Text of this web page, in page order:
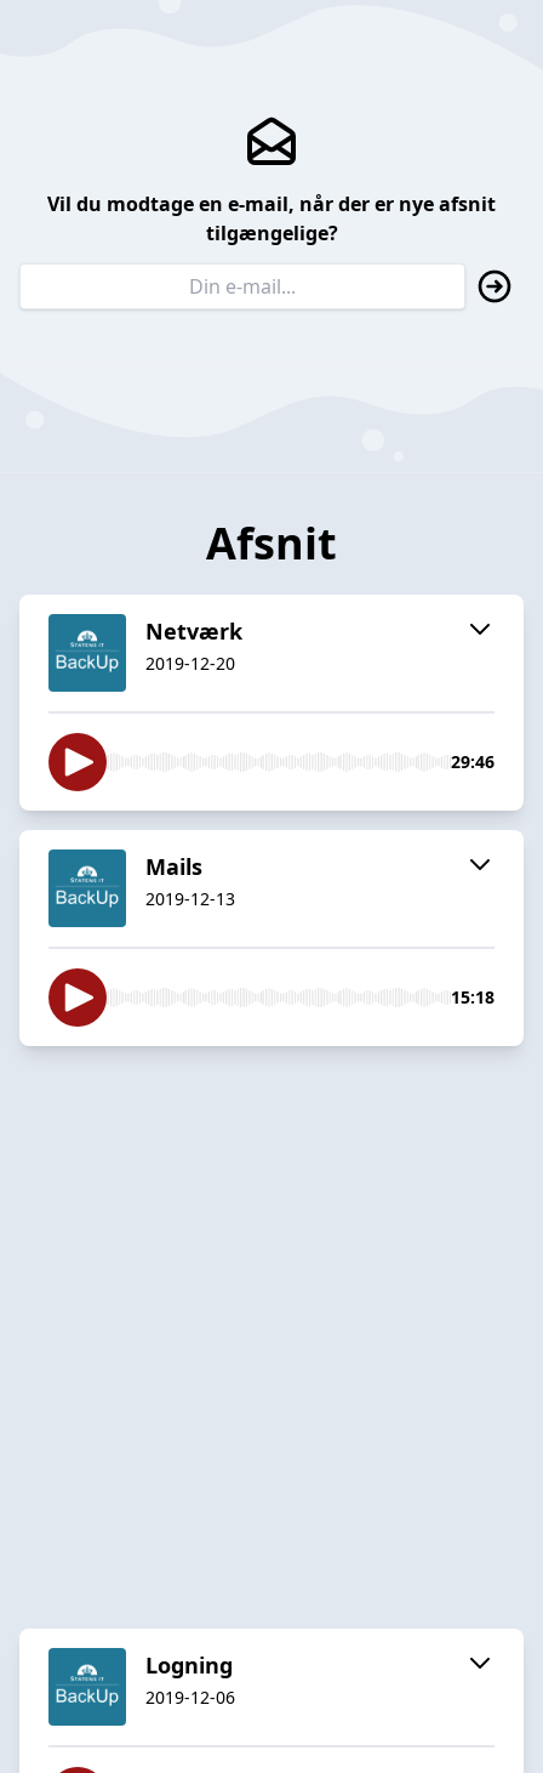
Vil du modtage en e-mail, når der er nye afsnit
tilgængelige?
Afsnit
Netværk
2019-12-20
29:46
Mails
2019-12-13
15:18
Logning
2019-12-06